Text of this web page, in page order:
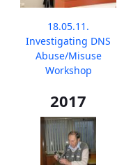
18.05.11.
Investigating DNS
Abuse/Misuse
Workshop
2017